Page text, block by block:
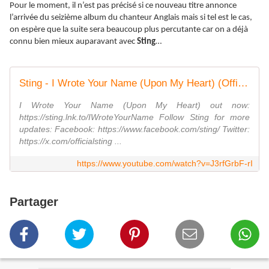
Pour le moment, il n’est pas précisé si ce nouveau titre annonce
l’arrivée du seizième album du chanteur Anglais mais si tel est le cas,
on espère que la suite sera beaucoup plus percutante car on a déjà
connu bien mieux auparavant avec Sting…
Sting - I Wrote Your Name (Upon My Heart) (Official Video)
I Wrote Your Name (Upon My Heart) out now:
https://sting.lnk.to/IWroteYourName Follow Sting for more
updates: Facebook: https://www.facebook.com/sting/ Twitter:
https://x.com/officialsting ...
https://www.youtube.com/watch?v=J3rfGrbF-rI
Partager